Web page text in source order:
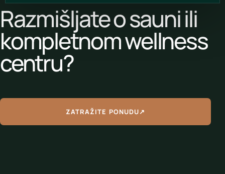
Razmišljate o sauni ili
kompletnom wellness
centru?
ZATRAŽITE PONUDU↗